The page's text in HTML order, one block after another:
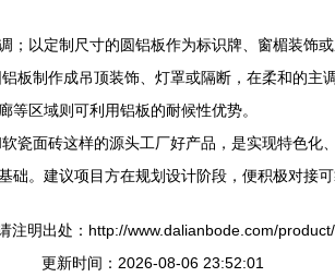
以定制尺寸的圆铝板作为标识牌、窗楣装饰或
板制作成吊顶装饰、灯罩或隔断，在柔和的主
等区域则可利用铝板的耐候性优势。
瓷面砖这样的源头工厂好产品，是实现特色化
。建议项目方在规划设计阶段，便积极对接
注明出处：http://www.dalianbode.com/
更新时间：2026-08-06 23:52:01